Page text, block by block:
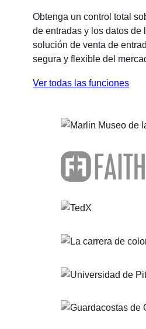
Obtenga un control total
de entradas y los datos de
solución de venta de
segura y flexible del
Ver todas las funciones